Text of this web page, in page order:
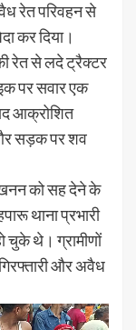
रेत परिवहन से
कर दिया।
रेत से लदे ट्रैक्टर
पर सवार एक
आक्रोशित
सड़क पर शव
को सह देने के
थाना प्रभारी
चुके थे। ग्रामीणों
और अवैध